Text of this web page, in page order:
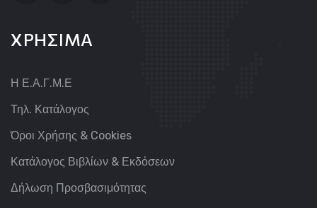
ΧΡΗΣΙΜΑ
Η Ε.Α.Γ.Μ.Ε
Τηλ. Κατάλογος
Όροι Χρήσης & Cookies
Κατάλογος Βιβλίων & Εκδόσεων
Δήλωση Προσβασιμότητας